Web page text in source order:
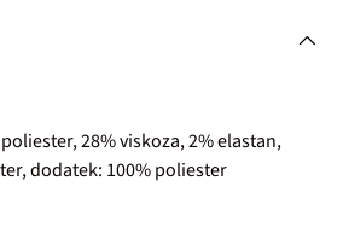
28% viskoza, 2% elastan,
dodatek: 100% poliester